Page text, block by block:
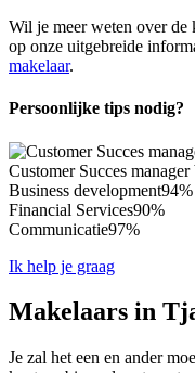
Wil je meer weten over de
op onze uitgebreide
makelaar.
Persoonlijke tips nodig?
Customer Succes
Business development94%
Financial Services90%
Communicatie97%
Ik help je graag
Makelaars in
Je zal het een en ander